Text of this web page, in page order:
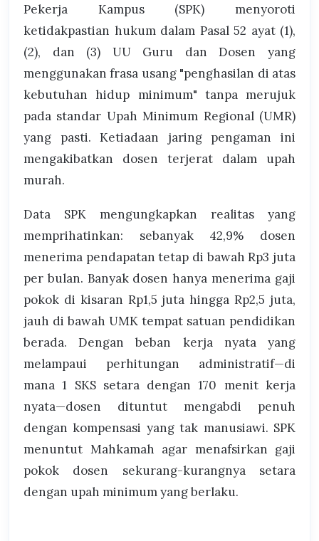
Pekerja Kampus (SPK) menyoroti
ketidakpastian hukum dalam Pasal 52 ayat (1),
(2), dan (3) UU Guru dan Dosen yang
menggunakan frasa usang "penghasilan di atas
kebutuhan hidup minimum" tanpa merujuk
pada standar Upah Minimum Regional (UMR)
yang pasti. Ketiadaan jaring pengaman ini
mengakibatkan dosen terjerat dalam upah
murah.
Data SPK mengungkapkan realitas yang
memprihatinkan: sebanyak 42,9% dosen
menerima pendapatan tetap di bawah Rp3 juta
per bulan. Banyak dosen hanya menerima gaji
pokok di kisaran Rp1,5 juta hingga Rp2,5 juta,
jauh di bawah UMK tempat satuan pendidikan
berada. Dengan beban kerja nyata yang
melampaui perhitungan administratif—di
mana 1 SKS setara dengan 170 menit kerja
nyata—dosen dituntut mengabdi penuh
dengan kompensasi yang tak manusiawi. SPK
menuntut Mahkamah agar menafsirkan gaji
pokok dosen sekurang-kurangnya setara
dengan upah minimum yang berlaku.